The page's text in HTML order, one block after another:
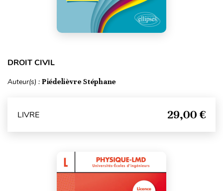
DROIT CIVIL
Auteur(s) : Piédelièvre Stéphane
LIVRE 29,00 €